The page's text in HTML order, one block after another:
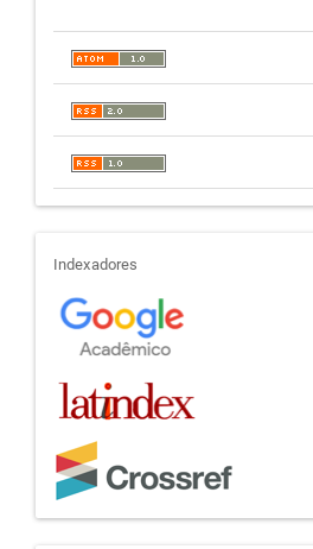
indexadores
Indexadores